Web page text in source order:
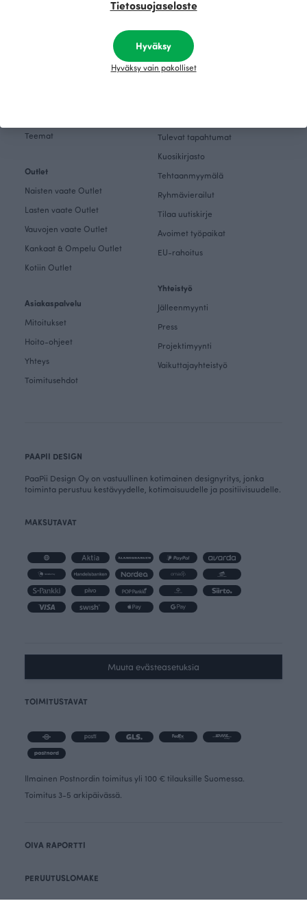
Teemat
Outlet
Naisten vaate Outlet
Lasten vaate Outlet
Vauvojen vaate Outlet
Kankaat & Ompelu Outlet
Kotiin Outlet
Asiakaspalvelu
Mitoitukset
Hoito-ohjeet
Yhteys
Toimitusehdot
Paapiin tarina
Paapii Magazine
Tulevat tapahtumat
Kuosikirjasto
Tehtaanmyymälä
Ryhmävierailut
Tilaa uutiskirje
Avoimet työpaikat
EU-rahoitus
Yhteistyö
Jälleenmyynti
Press
Projektimyynti
Vaikuttajayhteistyö
PAAPII DESIGN
PaaPii Design Oy on vastuullinen kotimainen designyritys, jonka
toiminta perustuu kestävyydelle, kotimaisuudelle ja positiivisuudelle.
MAKSUTAVAT
Muuta evästeasetuksia
TOIMITUSTAVAT
Ilmainen Postnordin toimitus yli 100 € tilauksille Suomessa.
Toimitus 3-5 arkipäivässä.
OIVA RAPORTTI
PERUUTUSLOMAKE
Tietosuojaseloste
Hyväksy
Hyväksy vain pakolliset